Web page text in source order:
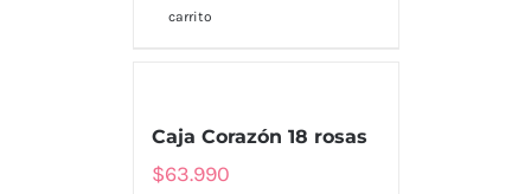
carrito
Caja Corazón 18 rosas
$63.990